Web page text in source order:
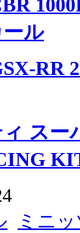
ル
RR
ィ ス
ミニ